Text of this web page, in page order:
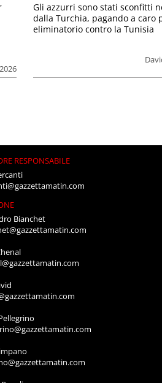
Gli azzurri sono stati sconfitti
dalla Turchia, pagando a caro
eliminatorio contro la Tunisia
RESPONSABILE
Bianchet